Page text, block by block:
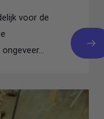
voor de